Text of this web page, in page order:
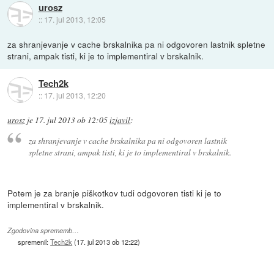
urosz
:: 17. jul 2013, 12:05
za shranjevanje v cache brskalnika pa ni odgovoren lastnik spletne
strani, ampak tisti, ki je to implementiral v brskalnik.
Tech2k
:: 17. jul 2013, 12:20
urosz je 17. jul 2013 ob 12:05izjavil:
za shranjevanje v cache brskalnika pa ni odgovoren lastnik
spletne strani, ampak tisti, ki je to implementiral v brskalnik.
Potem je za branje piškotkov tudi odgovoren tisti ki je to
implementiral v brskalnik.
Zgodovina sprememb…
spremenil:Tech2k (17. jul 2013 ob 12:22)